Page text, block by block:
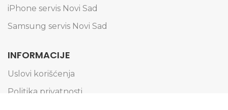
iPhone servis Novi Sad
Samsung servis Novi Sad
INFORMACIJE
Uslovi korišćenja
Politika privatnosti